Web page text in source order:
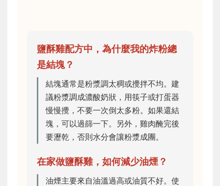
鹽酥雞配方中，為什麼我的炸粉總
是結塊？
結塊通常是粉漿調太稠或攪拌不均。建
議粉漿調成濃酸奶狀，用筷子或打蛋器
慢慢攪，不要一次倒太多粉。如果還結
塊，可以過篩一下。另外，雞肉醃完後
要瀝乾，否則水分會讓粉漿成團。
在家做鹽酥雞，如何減少油煙？
油煙主要來自油溫過高或油質不好。使